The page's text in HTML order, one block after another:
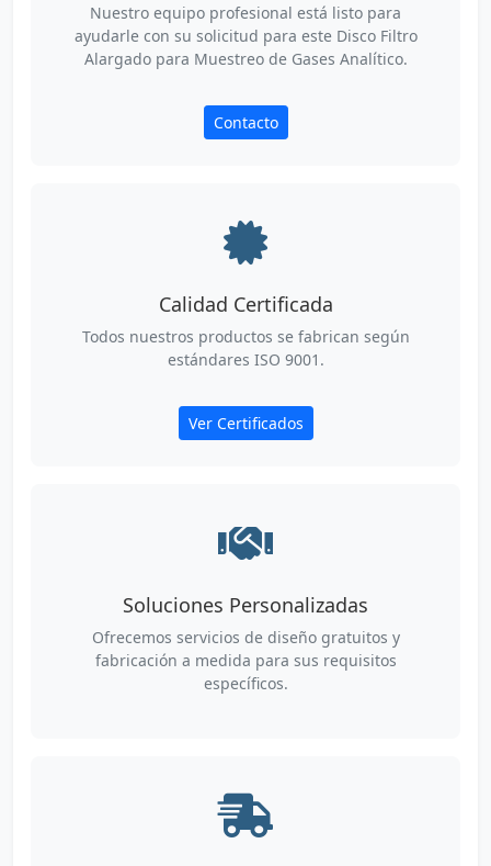
Nuestro equipo profesional está listo para
ayudarle con su solicitud para este Disco Filtro
Alargado para Muestreo de Gases Analítico.
Contacto
Calidad Certificada
Todos nuestros productos se fabrican según
estándares ISO 9001.
Ver Certificados
Soluciones Personalizadas
Ofrecemos servicios de diseño gratuitos y
fabricación a medida para sus requisitos
específicos.